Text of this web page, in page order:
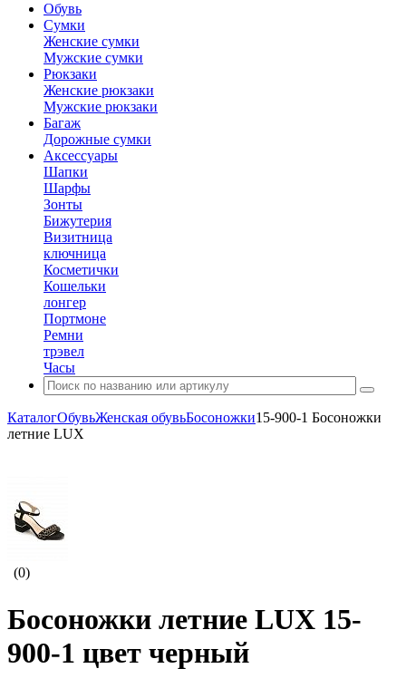
Обувь
Сумки
Женские сумки
Мужские сумки
Рюкзаки
Женские рюкзаки
Мужские рюкзаки
Багаж
Дорожные сумки
Аксессуары
Шапки
Шарфы
Зонты
Бижутерия
Визитница
ключница
Косметички
Кошельки
лонгер
Портмоне
Ремни
трэвел
Часы
КаталогОбувьЖенская обувьБосоножки15-900-1 Босоножки
летние LUX
(0)
Босоножки летние LUX 15-
900-1 цвет черный